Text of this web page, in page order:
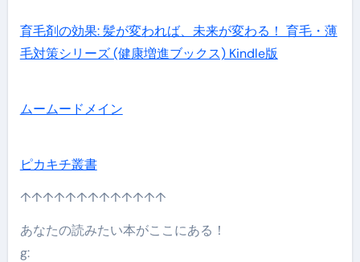
育毛剤の効果: 髪が変われば、未来が変わる！ 育毛・薄
毛対策シリーズ (健康増進ブックス) Kindle版
ムームードメイン
ピカキチ叢書
↑↑↑↑↑↑↑↑↑↑↑↑↑
あなたの読みたい本がここにある！
g: